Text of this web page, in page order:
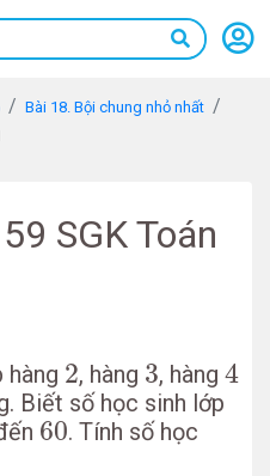
Bài 18. Bội chung nhỏ nhất
SGK Toán
hàng 2
2, hàng 3
3, hàng4
4
Biết số học sinh lớp
60
60. Tính số học